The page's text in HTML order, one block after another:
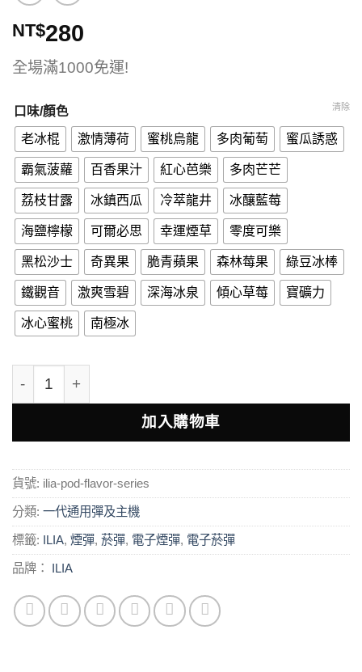
NT$280
全場滿1000免運!
口味/顏色
老冰棍
激情薄荷 蜜桃烏龍 多肉葡萄 蜜瓜誘惑
霸氣菠蘿 百香果汁 紅心芭樂 多肉芒芒
荔枝甘露 冰鎮西瓜 冷萃龍井 冰釀藍莓
海鹽檸檬 可爾必思 幸運煙草 零度可樂
黑松沙士 奇異果 脆青蘋果 森林莓果 綠豆冰棒
鐵觀音 激爽雪碧 深海冰泉 傾心草莓 寶礦力
冰心蜜桃 南極冰
清除
加入購物車
貨號: ilia-pod-flavor-series
分類: 一代通用彈及主機
標籤: ILIA, 煙彈, 菸彈, 電子煙彈, 電子菸彈
品牌： ILIA